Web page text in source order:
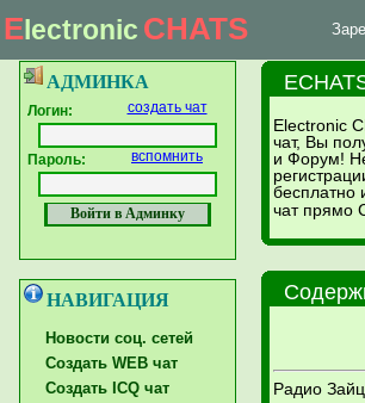
Electronic CHATS
Главная страница|Форум тех. поддержки
АДМИНКА
Логин: создать чат
Пароль: вспомнить
НАВИГАЦИЯ
Новости соц. сетей
Создать WEB чат
Создать ICQ чат
Electronic
чат, Вы
и Форум!
бесплатно
чат прямо
Радио